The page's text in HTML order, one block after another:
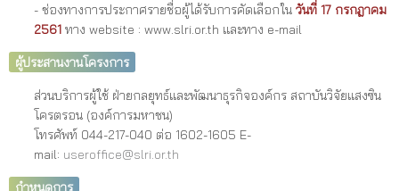
- ช่องทางการประกาศรายชื่อผู้ได้รับการคัดเลือกใน วันที่ 17 กรกฎาคม
2561 ทาง website : www.slri.or.th และทาง e-mail
ผู้ประสานงานโครงการ
ส่วนบริการผู้ใช้ ฝ่ายกลยุทธ์และพัฒนาธุรกิจองค์กร สถาบันวิจัยแสงซิน
โครตรอน (องค์การมหาชน)
โทรศัพท์ 044-217-040 ต่อ 1602-1605 E-
mail: useroffice@slri.or.th
กำหนดการ